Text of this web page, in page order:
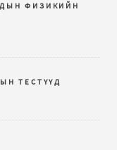
ФИЗИКИЙН
ТЕСТҮҮД